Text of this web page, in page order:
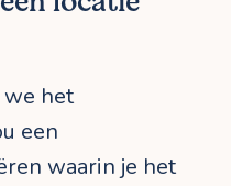
we het
een
waarin je het